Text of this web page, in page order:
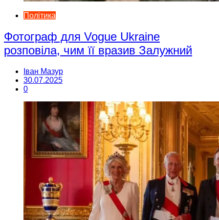
Політика
Фотограф для Vogue Ukraine
розповіла, чим її вразив Залужний
Іван Мазур
30.07.2025
0